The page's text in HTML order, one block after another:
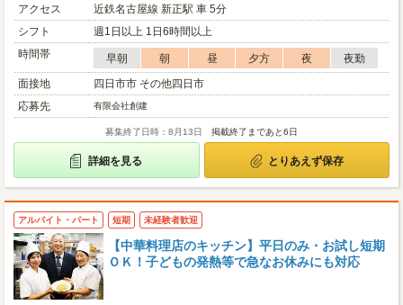
アクセス
近鉄名古屋線 新正駅 車 5分
シフト
週1日以上 1日6時間以上
時間帯
早朝 朝 昼 夕方 夜
夜勤
面接地
四日市市 その他四日市
応募先
有限会社創建
募集終了日時：8月13日 掲載終了まであと6日
詳細を見る とりあえず保存
アルバイト・パート 短期 未経験者歓迎
【中華料理店のキッチン】平⽇のみ・お試し短期
ＯＫ！⼦どもの発熱等で急なお休みにも対応